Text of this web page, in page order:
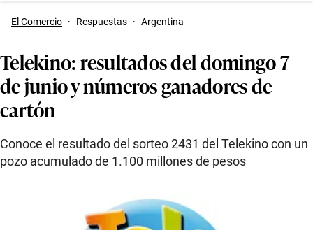
El Comercio · Respuestas · Argentina
Telekino: resultados del domingo 7
de junio y números ganadores de
cartón
Conoce el resultado del sorteo 2431 del Telekino con un
pozo acumulado de 1.100 millones de pesos